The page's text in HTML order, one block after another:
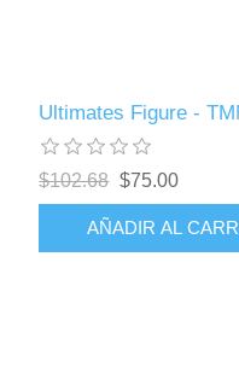
Ultimates Figure -
$102.68 $75.00
AÑADIR AL